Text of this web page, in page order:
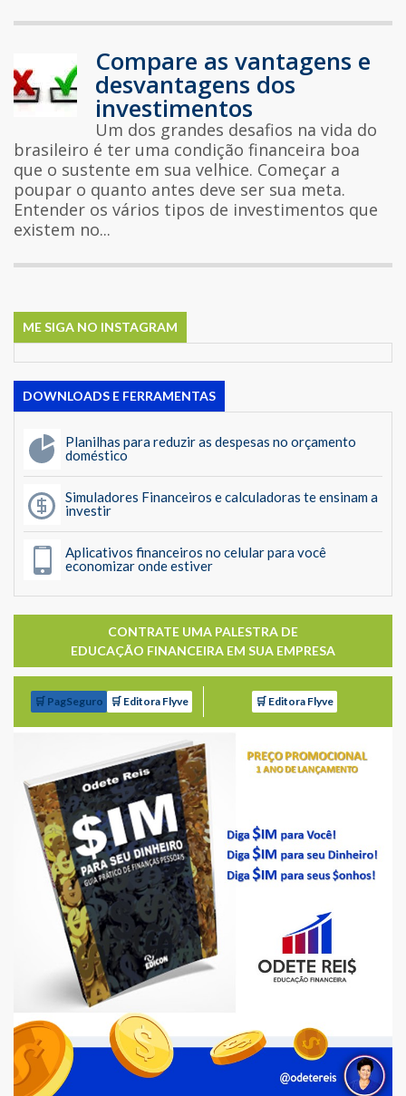
Compare as vantagens e
desvantagens dos
investimentos
Um dos grandes desafios na vida do
brasileiro é ter uma condição financeira boa
que o sustente em sua velhice. Começar a
poupar o quanto antes deve ser sua meta.
Entender os vários tipos de investimentos que
existem no...
ME SIGA NO INSTAGRAM
DOWNLOADS E FERRAMENTAS
Planilhas para reduzir as despesas no orçamento
doméstico
Simuladores Financeiros e calculadoras te ensinam a
investir
Aplicativos financeiros no celular para você
economizar onde estiver
CONTRATE UMA PALESTRA DE
EDUCAÇÃO FINANCEIRA EM SUA EMPRESA
🛒 PagSeguro 🛒 Editora Flyve 🛒 Editora Flyve